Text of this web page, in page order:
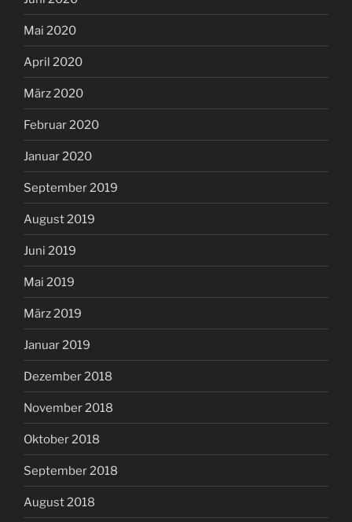
Mai 2020
April 2020
März 2020
Februar 2020
Januar 2020
September 2019
August 2019
Juni 2019
Mai 2019
März 2019
Januar 2019
Dezember 2018
November 2018
Oktober 2018
September 2018
August 2018